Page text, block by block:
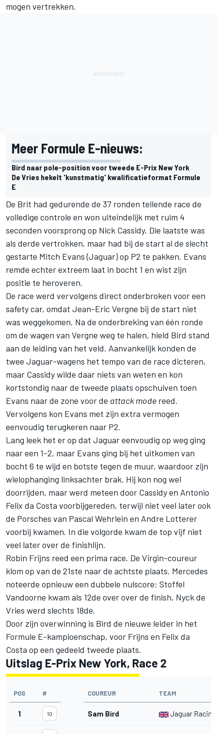
mogen vertrekken.
Meer Formule E-nieuws:
Bird naar pole-position voor tweede E-Prix New York
De Vries hekelt 'kunstmatig' kwalificatieformat Formule
E
De Brit had gedurende de 37 ronden tellende race de
volledige controle en won uiteindelijk met ruim 4
seconden voorsprong op Nick Cassidy. Die laatste was
als derde vertrokken, maar had bij de start al de slecht
gestarte Mitch Evans (Jaguar) op P2 te pakken. Evans
remde echter extreem laat in bocht 1 en wist zijn
positie te heroveren.
De race werd vervolgens direct onderbroken voor een
safety car, omdat Jean-Eric Vergne bij de start niet
was weggekomen. Na de onderbreking van één ronde
om de wagen van Vergne weg te halen, hield Bird stand
aan de leiding van het veld. Aanvankelijk konden de
twee Jaguar-wagens het tempo van de race dicteren,
maar Cassidy wilde daar niets van weten en kon
kortstondig naar de tweede plaats opschuiven toen
Evans naar de zone voor de attack mode reed.
Vervolgens kon Evans met zijn extra vermogen
eenvoudig terugkeren naar P2.
Lang leek het er op dat Jaguar eenvoudig op weg ging
naar een 1-2, maar Evans ging bij het uitkomen van
bocht 6 te wijd en botste tegen de muur, waardoor zijn
wielophanging linksachter brak. Hij kon nog wel
doorrijden, maar werd meteen door Cassidy en Antonio
Felix da Costa voorbijgereden, terwijl niet veel later ook
de Porsches van Pascal Wehrlein en Andre Lotterer
voorbij kwamen. In die volgorde kwam de top vijf niet
veel later over de finishlijn.
Robin Frijns reed een prima race. De Virgin-coureur
klom op van de 21ste naar de achtste plaats. Mercedes
noteerde opnieuw een dubbele nulscore: Stoffel
Vandoorne kwam als 12de over over de finish, Nyck de
Vries werd slechts 18de.
Door zijn overwinning is Bird de nieuwe leider in het
Formule E-kampioenschap, voor Frijns en Felix da
Costa op een gedeeld tweede plaats.
Uitslag E-Prix New York, Race 2
POS # COUREUR TEAM
1 10 Sam Bird Jaguar Racing